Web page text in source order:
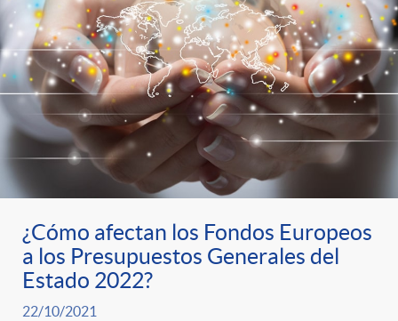
¿Cómo afectan los Fondos Europeos
a los Presupuestos Generales del
Estado 2022?
22/10/2021